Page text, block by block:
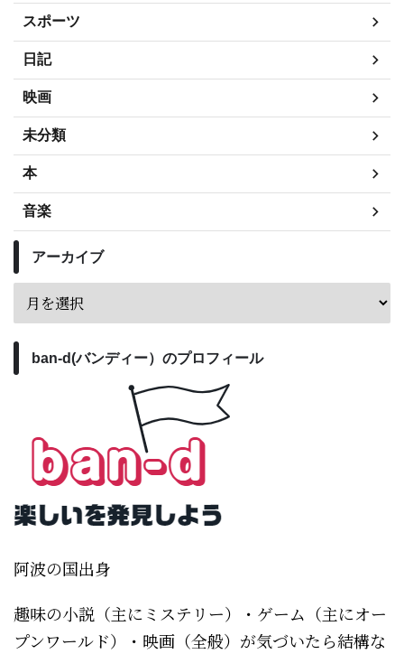
スポーツ
日記
映画
未分類
本
音楽
アーカイブ
ban-d(バンディー）のプロフィール
阿波の国出身
趣味の小説（主にミステリー）・ゲーム（主にオー
プンワールド）・映画（全般）が気づいたら結構な